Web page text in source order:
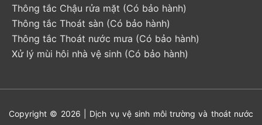
Thông tắc Chậu rửa mặt (Có bảo hành)
Thông tắc Thoát sàn (Có bảo hành)
Thông tắc Thoát nước mưa (Có bảo hành)
Xử lý mùi hôi nhà vệ sinh (Có bảo hành)
Copyright © 2026 | Dịch vụ vệ sinh môi trường và thoát nước